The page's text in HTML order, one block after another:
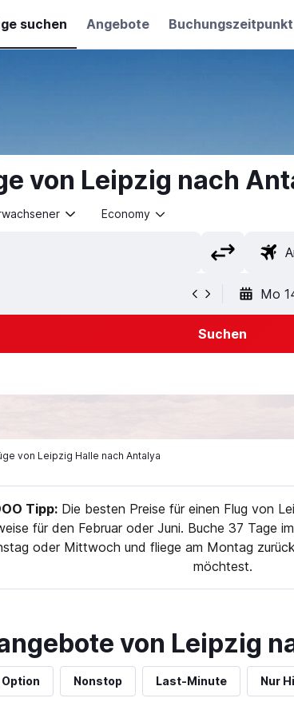
suchen Angebote Buchungszeitpunkt
von Leipzig nach
Economy
Mo
Suchen
von Leipzig Halle nach Antalya
Tipp: Die besten Preise für einen Flug von
für den Februar oder Juni. Buche 37 Tage
oder Mittwoch und fliege am Montag
möchtest.
von Leipzig
Nonstop Last-Minute Nur